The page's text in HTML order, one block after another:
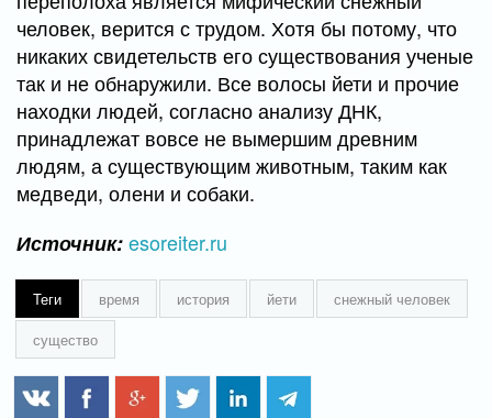
человек, верится с трудом. Хотя бы потому, что
никаких свидетельств его существования ученые
так и не обнаружили. Все волосы йети и прочие
находки людей, согласно анализу ДНК,
принадлежат вовсе не вымершим древним
людям, а существующим животным, таким как
медведи, олени и собаки.
Источник:esoreiter.ru
Теги время история йети
снежный человек
существо